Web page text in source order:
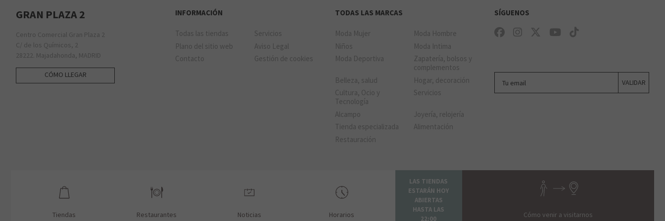
GRAN PLAZA 2
Centro Comercial Gran Plaza 2
C/ de los Químicos, 2
28222. Majadahonda, MADRID
CÓMO LLEGAR
INFORMACIÓN
Todas las tiendas
Servicios
Plano del sitio web
Aviso Legal
Contacto
Gestión de cookies
TODAS LAS MARCAS
Moda Mujer
Moda Hombre
Niños
Moda Intima
Moda Deportiva
Zapatería, bolsos y
complementos
Belleza, salud
Hogar, decoración
Cultura, Ocio y
Tecnología
Servicios
Alcampo
Joyería, relojería
Tienda especializada
Alimentación
Restauración
SÍGUENOS
VALIDAR
Tiendas Restaurantes Noticias Horarios
LAS TIENDAS
ESTARÁN HOY
ABIERTAS
HASTA LAS
22:00
Cómo venir a visitarnos